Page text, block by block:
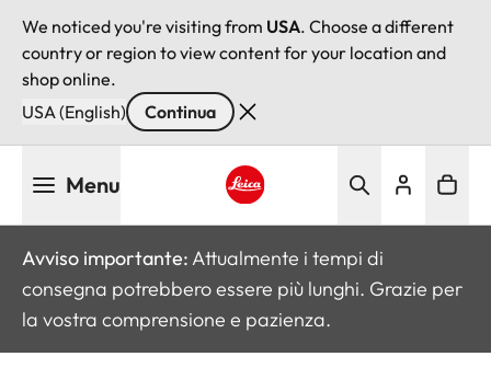
We noticed you're visiting from USA. Choose a different
country or region to view content for your location and
shop online.
USA (English)
Continua
Menu
Avviso importante: Attualmente i tempi di
consegna potrebbero essere più lunghi. Grazie per
la vostra comprensione e pazienza.